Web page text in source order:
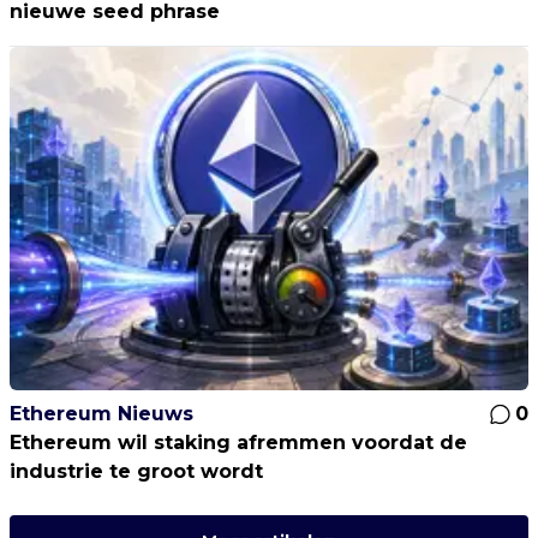
nieuwe seed phrase
Ethereum Nieuws
0
Ethereum wil staking afremmen voordat de
industrie te groot wordt